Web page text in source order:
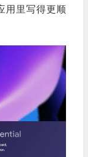
用里写得更顺